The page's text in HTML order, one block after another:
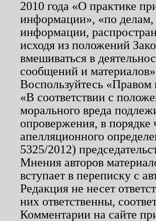
2010 года «О практике
информации», «по
информации,
исходя из положений
вмешиваться в
сообщений и
Воспользуйтесь
«В соответствии с
морального вреда
опровержения, в порядке
апелляционного
5325/2012)
Мнения авторов
вступает в переписку с
Редакция не несет
них ответственны,
Комментарии на сайте